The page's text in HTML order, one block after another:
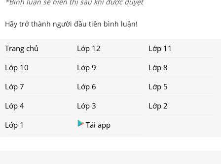
Hãy trở thành người đầu tiên bình luận!
Trang chủ Lớp 12
Lớp 11
Lớp 10
Lớp 9
Lớp 8
Lớp 7
Lớp 6
Lớp 5
Lớp 4
Lớp 3
Lớp 2
Lớp 1
Tải app